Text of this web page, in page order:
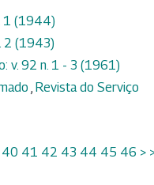
1 (1944)
2 (1943)
v. 92 n. 1 - 3 (1961)
, Revista do Serviço
40 41 42 43 44 45 46 >